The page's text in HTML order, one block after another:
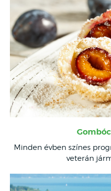
Minden évben színes
veterán